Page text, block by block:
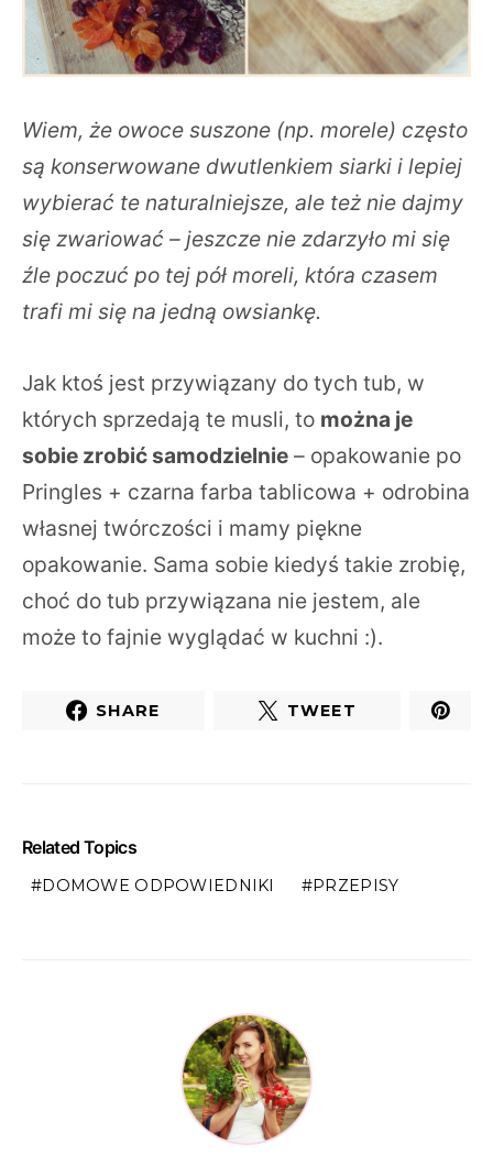
Wiem, że owoce suszone (np. morele) często
są konserwowane dwutlenkiem siarki i lepiej
wybierać te naturalniejsze, ale też nie dajmy
się zwariować – jeszcze nie zdarzyło mi się
źle poczuć po tej pół moreli, która czasem
trafi mi się na jedną owsiankę.
Jak ktoś jest przywiązany do tych tub, w
których sprzedają te musli, to można je
sobie zrobić samodzielnie – opakowanie po
Pringles + czarna farba tablicowa + odrobina
własnej twórczości i mamy piękne
opakowanie. Sama sobie kiedyś takie zrobię,
choć do tub przywiązana nie jestem, ale
może to fajnie wyglądać w kuchni :).
SHARE TWEET
Related Topics
DOMOWE ODPOWIEDNIKI PRZEPISY